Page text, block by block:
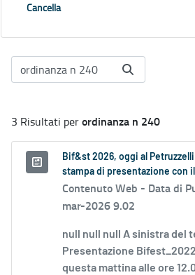
Cancella
3 Risultati perordinanza n 240
Bif&st 2026, oggi al
stampa di presentazione con
Contenuto Web - Data di
mar-2026 9.02
null null null A sinistra del
Presentazione
questa mattina alle ore